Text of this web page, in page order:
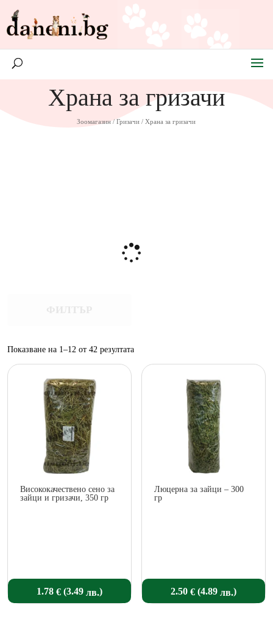
Храна за гризачи
Зоомагазин /Гризачи / Храна за гризачи
Показване на 1–12 от 42 резултатаSorted
popularity
Висококачествено сено за
зайци и гризачи, 350 гр
1.78 € (3.49 лв.)
Люцерна за зайци – 300
гр
2.50€ (4.89 лв.)